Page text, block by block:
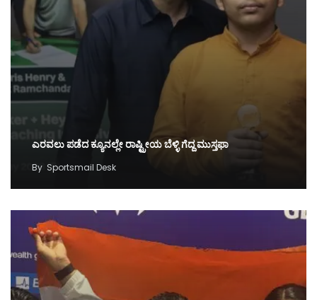
ಎರವಲು ಪಡೆದ ಕ್ಯೂನಲ್ಲೇ ರಾಷ್ಟ್ರೀಯ ಬೆಳ್ಳಿ ಗೆದ್ದ ಮುಸ್ತಫಾ
By Sportsmail Desk